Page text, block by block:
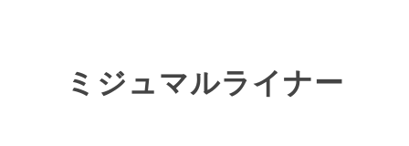
ミジュマルライナー